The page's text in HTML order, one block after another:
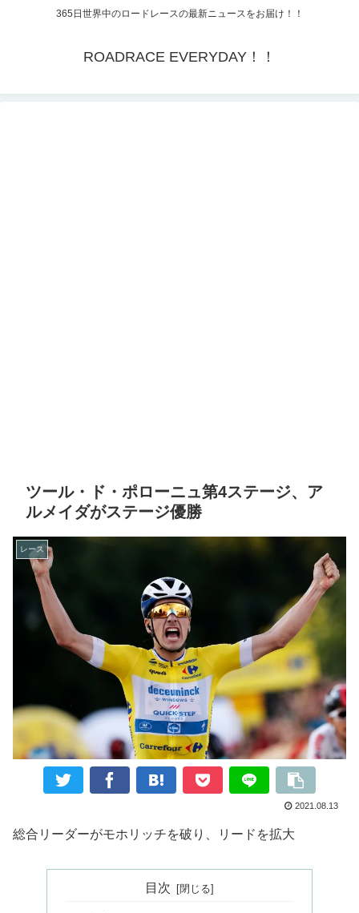
365日世界中のロードレースの最新ニュースをお届け！！
ROADRACE EVERYDAY！！
ツール・ド・ポローニュ第4ステージ、ア
ルメイダがステージ優勝
レース
2021.08.13
総合リーダーがモホリッチを破り、リードを拡大
目次